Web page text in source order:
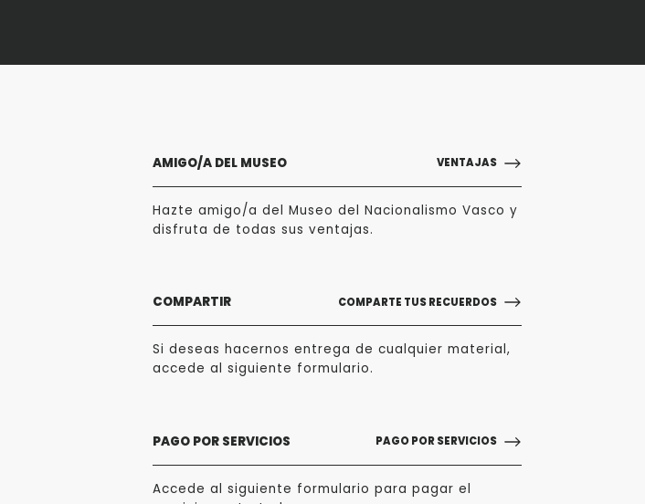
AMIGO/A DEL MUSEO VENTAJAS
Hazte amigo/a del Museo del Nacionalismo Vasco y
disfruta de todas sus ventajas.
COMPARTIR COMPARTE TUS RECUERDOS
Si deseas hacernos entrega de cualquier material,
accede al siguiente formulario.
PAGO POR SERVICIOS PAGO POR SERVICIOS
Accede al siguiente formulario para pagar el